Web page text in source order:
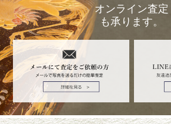
オンライン査定
も承ります。